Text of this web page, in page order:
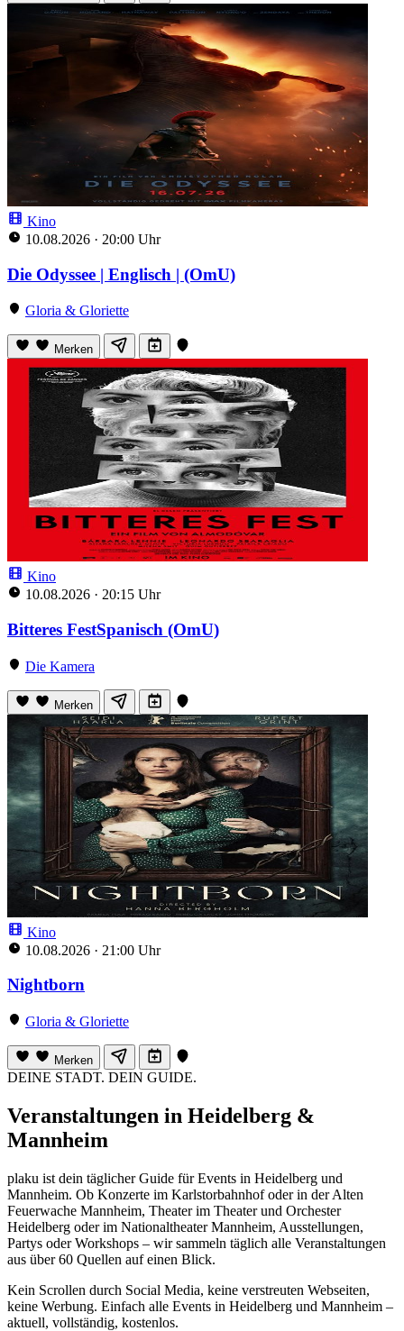
Kino
10.08.2026 · 20:00 Uhr
Die Odyssee | Englisch | (OmU)
Gloria & Gloriette
Merken
Kino
10.08.2026 · 20:15 Uhr
Bitteres FestSpanisch (OmU)
Die Kamera
Merken
Kino
10.08.2026 · 21:00 Uhr
Nightborn
Gloria & Gloriette
Merken
DEINE STADT. DEIN GUIDE.
Veranstaltungen in Heidelberg &
Mannheim
plaku ist dein täglicher Guide für Events in Heidelberg und
Mannheim. Ob Konzerte im Karlstorbahnhof oder in der Alten
Feuerwache Mannheim, Theater im Theater und Orchester
Heidelberg oder im Nationaltheater Mannheim, Ausstellungen,
Partys oder Workshops – wir sammeln täglich alle Veranstaltungen
aus über 60 Quellen auf einen Blick.
Kein Scrollen durch Social Media, keine verstreuten Webseiten,
keine Werbung. Einfach alle Events in Heidelberg und Mannheim –
aktuell, vollständig, kostenlos.